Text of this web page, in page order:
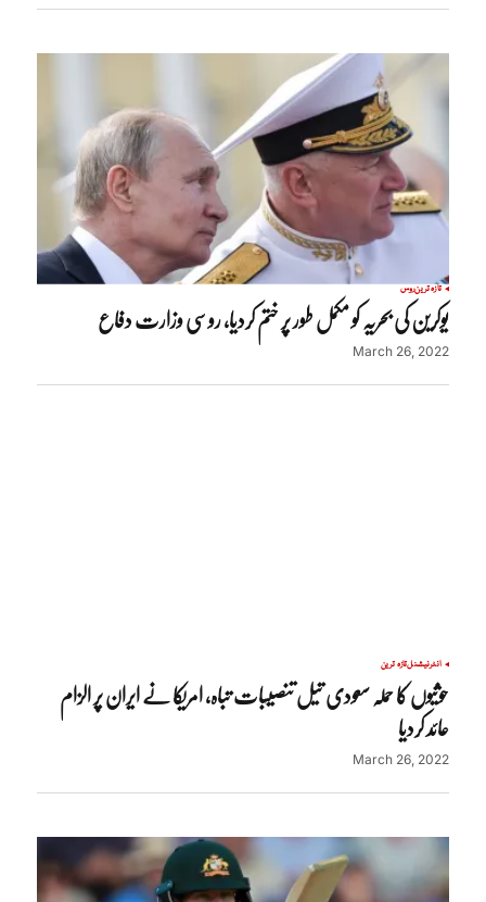
تازہ ترینروس
یوکرین کی بحریہ کو مکمل طور پر ختم کردیا، روسی وزارت دفاع
March 26, 2022
انٹرنیشنلتازہ ترین
حوثیوں کا حملہ سعودی تیل تنصیبات تباہ، امریکا نے ایران پر الزام
عائد کردیا
March 26, 2022